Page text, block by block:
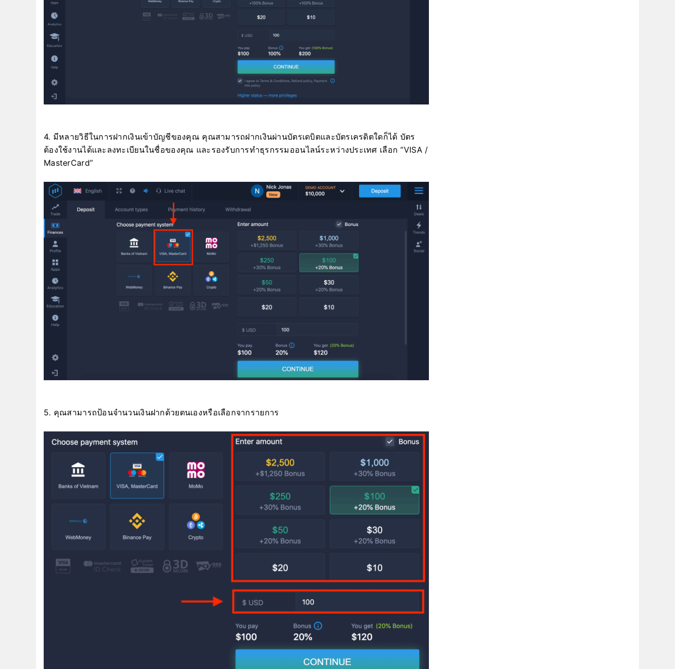
4. มีหลายวิธีในการฝากเงินเข้าบัญชีของคุณ คุณสามารถฝากเงินผ่านบัตรเดบิตและบัตรเครดิตใดก็ได้ บัตร
ต้องใช้งานได้และลงทะเบียนในชื่อของคุณ และรองรับการทำธุรกรรมออนไลน์ระหว่างประเทศ เลือก “VISA /
MasterCard”
5. คุณสามารถป้อนจำนวนเงินฝากด้วยตนเองหรือเลือกจากรายการ